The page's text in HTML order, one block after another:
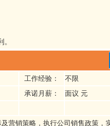
工作经验： 不限
承诺月薪： 面议 元
营销策略，执行公司销售政策，